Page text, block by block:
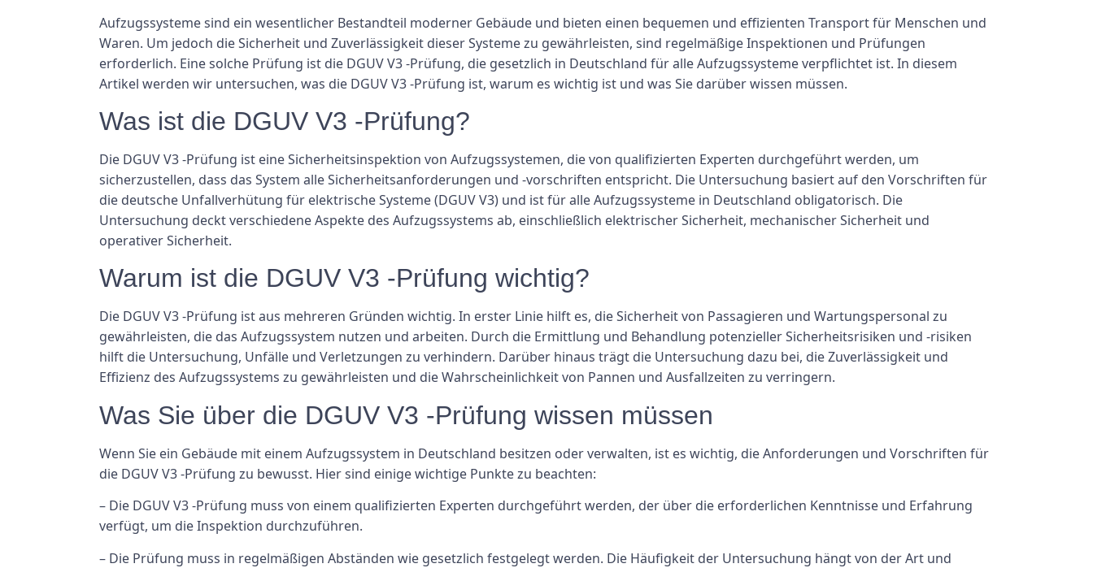
Aufzugssysteme sind ein wesentlicher Bestandteil moderner Gebäude und bieten einen bequemen und effizienten Transport für Menschen und
Waren. Um jedoch die Sicherheit und Zuverlässigkeit dieser Systeme zu gewährleisten, sind regelmäßige Inspektionen und Prüfungen
erforderlich. Eine solche Prüfung ist die DGUV V3 -Prüfung, die gesetzlich in Deutschland für alle Aufzugssysteme verpflichtet ist. In diesem
Artikel werden wir untersuchen, was die DGUV V3 -Prüfung ist, warum es wichtig ist und was Sie darüber wissen müssen.
Was ist die DGUV V3 -Prüfung?
Die DGUV V3 -Prüfung ist eine Sicherheitsinspektion von Aufzugssystemen, die von qualifizierten Experten durchgeführt werden, um
sicherzustellen, dass das System alle Sicherheitsanforderungen und -vorschriften entspricht. Die Untersuchung basiert auf den Vorschriften für
die deutsche Unfallverhütung für elektrische Systeme (DGUV V3) und ist für alle Aufzugssysteme in Deutschland obligatorisch. Die
Untersuchung deckt verschiedene Aspekte des Aufzugssystems ab, einschließlich elektrischer Sicherheit, mechanischer Sicherheit und
operativer Sicherheit.
Warum ist die DGUV V3 -Prüfung wichtig?
Die DGUV V3 -Prüfung ist aus mehreren Gründen wichtig. In erster Linie hilft es, die Sicherheit von Passagieren und Wartungspersonal zu
gewährleisten, die das Aufzugssystem nutzen und arbeiten. Durch die Ermittlung und Behandlung potenzieller Sicherheitsrisiken und -risiken
hilft die Untersuchung, Unfälle und Verletzungen zu verhindern. Darüber hinaus trägt die Untersuchung dazu bei, die Zuverlässigkeit und
Effizienz des Aufzugssystems zu gewährleisten und die Wahrscheinlichkeit von Pannen und Ausfallzeiten zu verringern.
Was Sie über die DGUV V3 -Prüfung wissen müssen
Wenn Sie ein Gebäude mit einem Aufzugssystem in Deutschland besitzen oder verwalten, ist es wichtig, die Anforderungen und Vorschriften für
die DGUV V3 -Prüfung zu bewusst. Hier sind einige wichtige Punkte zu beachten:
– Die DGUV V3 -Prüfung muss von einem qualifizierten Experten durchgeführt werden, der über die erforderlichen Kenntnisse und Erfahrung
verfügt, um die Inspektion durchzuführen.
– Die Prüfung muss in regelmäßigen Abständen wie gesetzlich festgelegt werden. Die Häufigkeit der Untersuchung hängt von der Art und